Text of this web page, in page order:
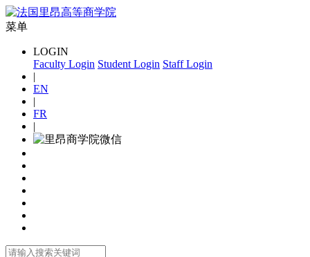
菜单
LOGIN
Faculty Login Student Login Staff Login
|
EN
|
FR
|